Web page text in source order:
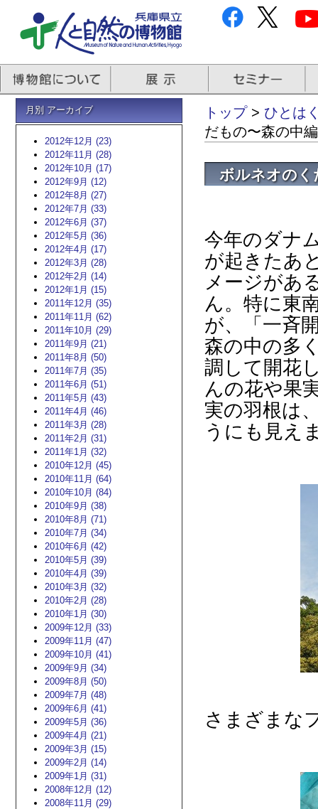
月別 アーカイブ
2012年12月 (23)
2012年11月 (28)
2012年10月 (17)
2012年9月 (12)
2012年8月 (27)
2012年7月 (33)
2012年6月 (37)
2012年5月 (36)
2012年4月 (17)
2012年3月 (28)
2012年2月 (14)
2012年1月 (15)
2011年12月 (35)
2011年11月 (62)
2011年10月 (29)
2011年9月 (21)
2011年8月 (50)
2011年7月 (35)
2011年6月 (51)
2011年5月 (43)
2011年4月 (46)
2011年3月 (28)
2011年2月 (31)
2011年1月 (32)
2010年12月 (45)
2010年11月 (64)
2010年10月 (84)
2010年9月 (38)
2010年8月 (71)
2010年7月 (34)
2010年6月 (42)
2010年5月 (39)
2010年4月 (39)
2010年3月 (32)
2010年2月 (28)
2010年1月 (30)
2009年12月 (33)
2009年11月 (47)
2009年10月 (41)
2009年9月 (34)
2009年8月 (50)
2009年7月 (48)
2009年6月 (41)
2009年5月 (36)
2009年4月 (21)
2009年3月 (15)
2009年2月 (14)
2009年1月 (31)
2008年12月 (12)
2008年11月 (29)
トップ> ひとは
だもの〜森の中
ボルネオのく
今年のダナ
が起きたあ
メージがあ
ん。特に東
が、「一斉
森の中の多
調して開花
んの花や果
実の羽根は
うにも見え
さまざまな